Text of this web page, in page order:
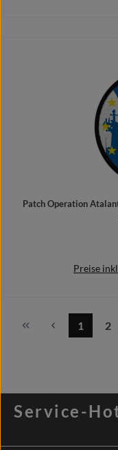
Patch Operation
Preise
Seite
1 2
Service-